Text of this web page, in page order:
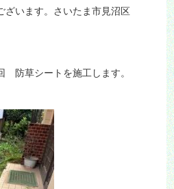
ざいます。さいたま市見沼区
防草シートを施工します。